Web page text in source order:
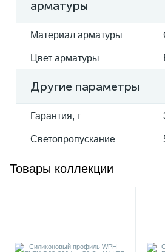
арматуры
Материал арматуры
Цвет арматуры
Другие параметры
Гарантия, г
Светопропускание
Товары коллекции